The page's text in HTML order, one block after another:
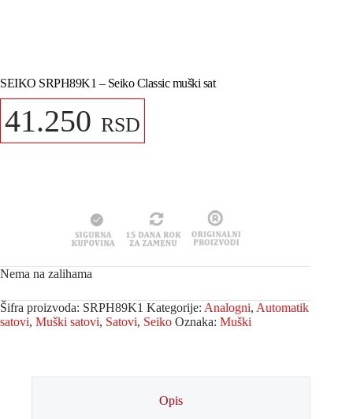
SEIKO SRPH89K1 – Seiko Classic muški sat
41.250 RSD
Nema na zalihama
Šifra proizvoda: SRPH89K1 Kategorije: Analogni, Automatik
satovi, Muški satovi, Satovi, Seiko Oznaka: Muški
Opis